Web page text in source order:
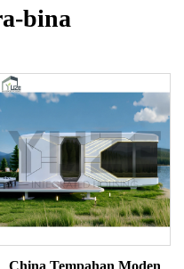
bina
China Tempahan Moden